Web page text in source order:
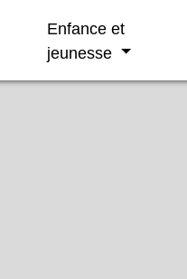
Enfance et
jeunesse